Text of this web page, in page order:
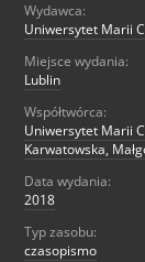
Wydawca:
Uniwersytet Marii
Miejsce wydania:
Lublin
Współtwórca:
Uniwersytet Marii
Karwatowska,
Data wydania:
2018
Typ zasobu:
czasopismo